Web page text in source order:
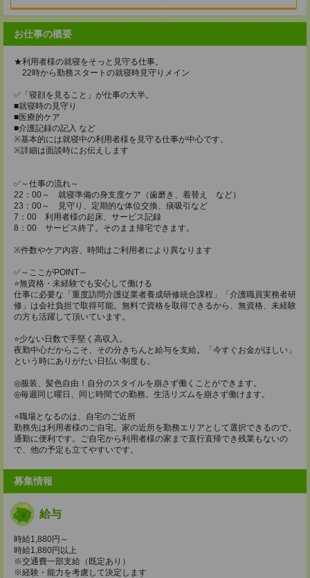
お仕事の概要
★利用者様の就寝をそっと見守る仕事。
22時から勤務スタートの就寝時見守りメイン
✅「寝顔を見ること」が仕事の大半。
■就寝時の見守り
■医療的ケア
■介護記録の記入 など
※基本的には就寝中の利用者様を見守る仕事が中心です。
※詳細は面談時にお伝えします
✅～仕事の流れ～
22：00～ 就寝準備の身支度ケア（歯磨き、着替え など）
23：00～ 見守り、定期的な体位交換、痰吸引など
7：00 利用者様の起床、サービス記録
8：00 サービス終了。そのまま帰宅できます。
※件数やケア内容、時間はご利用者により異なります
✅～ここがPOINT～
⭐️無資格・未経験でも安心して働ける
仕事に必要な「重度訪問介護従業者養成研修統合課程」「介護職員実務者研
修」は会社負担で取得可能。無料で資格を取得できるから、無資格、未経験
の方も活躍して頂いています。
⭐️少ない日数で手堅く高収入。
夜勤中心だからこそ、その分きちんと給与を支給。「今すぐお金がほしい」
という時にありがたい日払い制度も。
◎服装、髪色自由！自分のスタイルを崩さず働くことができます。
◎毎週同じ曜日、同じ時間での勤務。生活リズムを崩さず働けます。
⭐️職場となるのは、自宅のご近所
勤務先は利用者様のご自宅。家の近所を勤務エリアとして選択できるので、
通勤に便利です。ご自宅から利用者様の家まで直行直帰でき残業もないの
で、他の予定も立てやすいです。
募集情報
給与
時給1,880円～
時給1,880円以上
※交通費一部支給（既定あり）
※経験・能力を考慮して決定します